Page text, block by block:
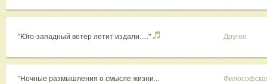
"Юго-западный ветер летит издали....." Другое
"Ночные размышления о смысле жизни...